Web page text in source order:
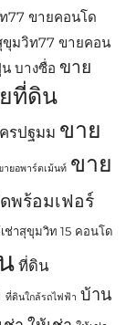
77 ขายคอนโด
มวิท77 ขายคอน
บางซื่อ ขาย
ที่ดิน
รปฐมม ขาย
ายอพาร์ตเม้นท์ ขาย
พร้อมเฟอร์
ช่าสุขุมวิท 15 คอนโด
ที่ดิน
ที่ดินใกล้รถไฟฟ้า บ้าน